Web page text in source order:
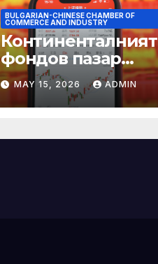
BULGARIAN-CHINESE CHAMBER OF
COMMERCE AND INDUSTRY
Континенталният
фондов пазар
достига 11-
годишен връх
MAY 15, 2026 ADMIN